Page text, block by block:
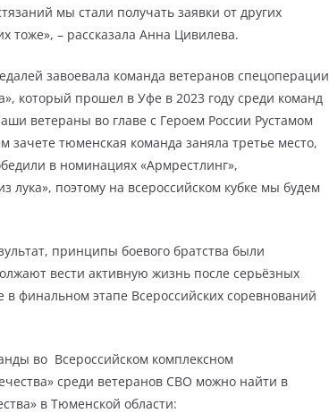
мы стали получать заявки от других
тоже», – рассказала Анна Цивилева.
завоевала команда ветеранов спецоперации
который прошел в Уфе в 2023 году среди команд
ветераны во главе с Героем России Рустамом
тюменская команда заняла третье место,
в номинациях «Армрестлинг»,
лука», поэтому на всероссийском кубке мы будем
принципы боевого братства были
вести активную жизнь после серьёзных
финальном этапе Всероссийских соревнований
во Всероссийском комплексном
среди ветеранов СВО можно найти в
в Тюменской области: